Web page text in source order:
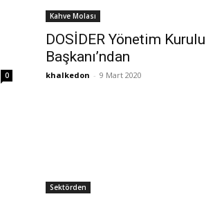
0
Kahve Molası
DOSİDER Yönetim Kurulu
Başkanı’ndan
khalkedon - 9 Mart 2020
Sektörden